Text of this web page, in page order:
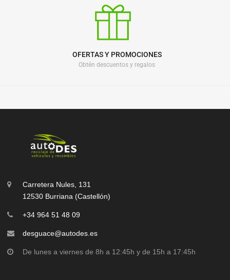
OFERTAS Y PROMOCIONES
Obtén descuentos y regalos
Carretera Nules, 131
12530 Burriana (Castellón)
+34 964 51 48 09
desguace@autodes.es
De lunes a viernes de 8h a 12:45h y de 15h a 17:45h